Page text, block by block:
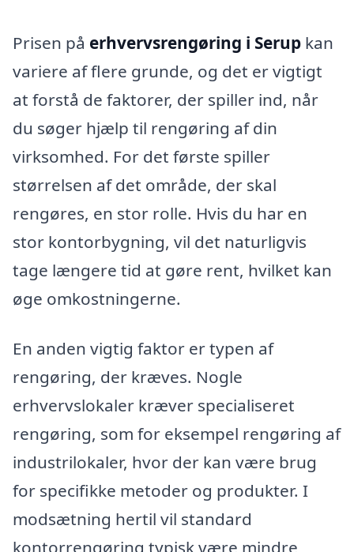
Prisen på erhvervsrengøring i Serup kan
variere af flere grunde, og det er vigtigt
at forstå de faktorer, der spiller ind, når
du søger hjælp til rengøring af din
virksomhed. For det første spiller
størrelsen af det område, der skal
rengøres, en stor rolle. Hvis du har en
stor kontorbygning, vil det naturligvis
tage længere tid at gøre rent, hvilket kan
øge omkostningerne.
En anden vigtig faktor er typen af
rengøring, der kræves. Nogle
erhvervslokaler kræver specialiseret
rengøring, som for eksempel rengøring af
industrilokaler, hvor der kan være brug
for specifikke metoder og produkter. I
modsætning hertil vil standard